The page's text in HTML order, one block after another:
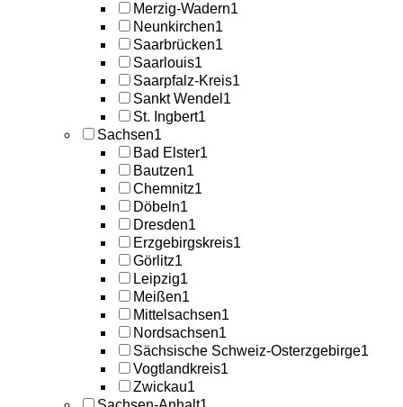
Merzig-Wadern1
Neunkirchen1
Saarbrücken1
Saarlouis1
Saarpfalz-Kreis1
Sankt Wendel 1
St. Ingbert1
Sachsen1
Bad Elster1
Bautzen1
Chemnitz1
Döbeln1
Dresden1
Erzgebirgskreis1
Görlitz1
Leipzig1
Meißen1
Mittelsachsen1
Nordsachsen1
Sächsische Schweiz-Osterzgebirge1
Vogtlandkreis1
Zwickau1